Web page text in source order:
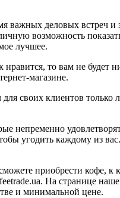
важных деловых встреч
возможность
лучшее.
то вам не будет
магазине.
своих клиентов
угодить каждому из
приобрести кофе,
На странице
и минимальной цене.